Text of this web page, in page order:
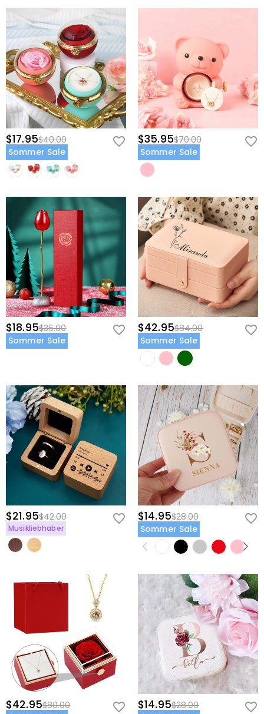
$17.95$40.00
Sommer Sale
$35.95$70.00
Sommer Sale
$18.95$36.00
Sommer Sale
$42.95$84.00
Sommer Sale
$21.95$42.00
Musikliebhaber
$14.95$28.00
Sommer Sale
$42.95$80.00
$14.95$28.00